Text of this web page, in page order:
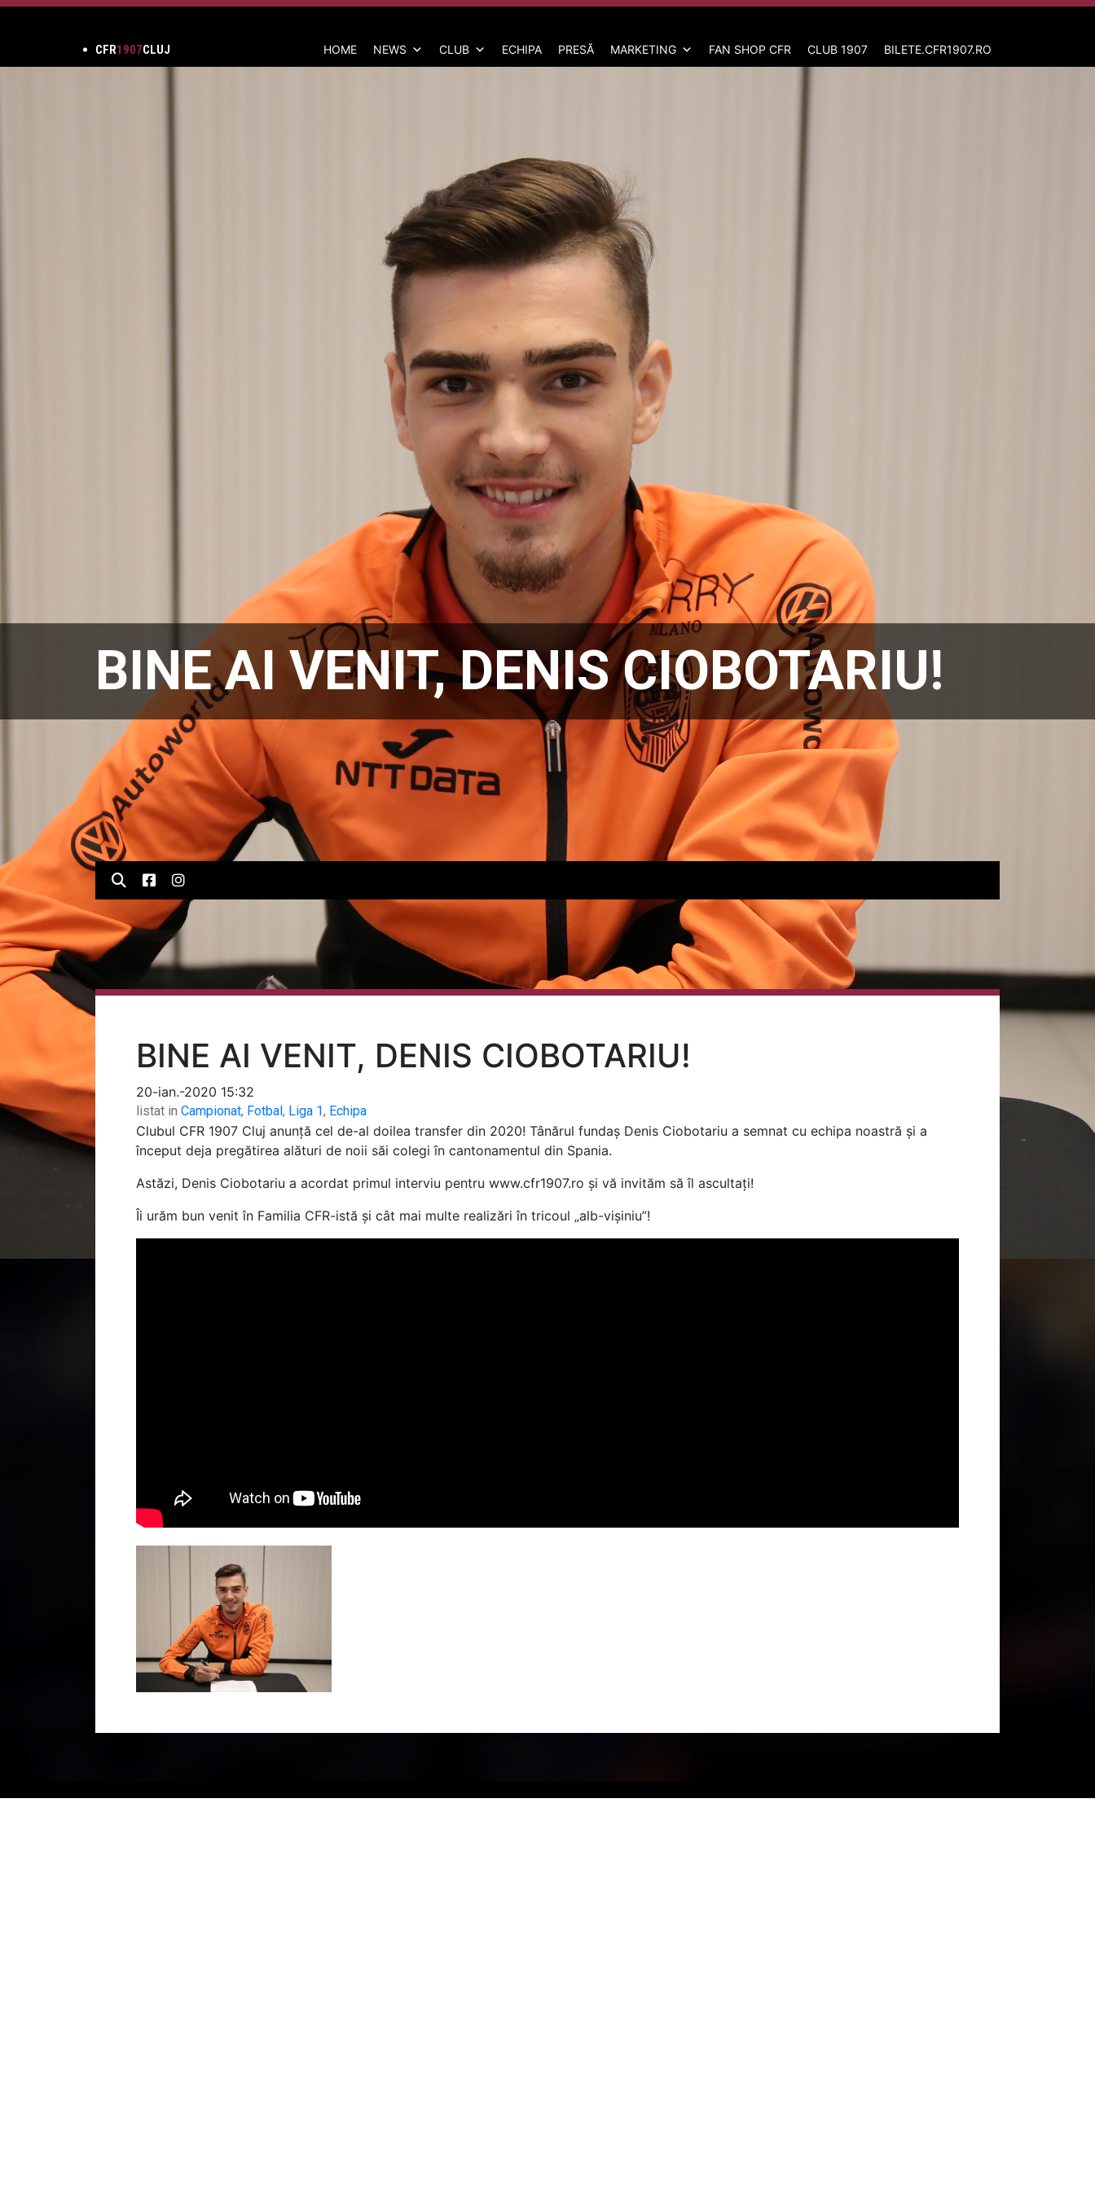
CFR1907CLUJ HOME NEWS CLUB ECHIPA PRESĂ MARKETING FAN SHOP CFR CLUB 1907 BILETE.CFR1907.RO
BINE AI VENIT, DENIS CIOBOTARIU!
BINE AI VENIT, DENIS CIOBOTARIU!
20-ian.-2020 15:32
listat in Campionat, Fotbal, Liga 1, Echipa
Clubul CFR 1907 Cluj anunță cel de-al doilea transfer din 2020! Tânărul fundaș Denis Ciobotariu a semnat cu echipa noastră și a
început deja pregătirea alături de noii săi colegi în cantonamentul din Spania.
Astăzi, Denis Ciobotariu a acordat primul interviu pentru www.cfr1907.ro și vă invităm să îl ascultați!
Îi urăm bun venit în Familia CFR-istă și cât mai multe realizări în tricoul „alb-vișiniu”!